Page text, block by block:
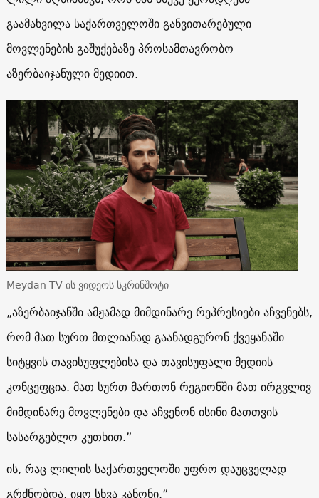
გაამახვილა საქართველოში განვითარებული
მოვლენების გაშუქებაზე პროსამთავრობო
აზერბაიჯანული მედიით.
Meydan TV-ის ვიდეოს სკრინშოტი
„აზერბაიჯანში ამჟამად მიმდინარე რეპრესიები აჩვენებს,
რომ მათ სურთ მთლიანად გაანადგურონ ქვეყანაში
სიტყვის თავისუფლებისა და თავისუფალი მედიის
კონცეფცია. მათ სურთ მართონ რეგიონში მათ ირგვლივ
მიმდინარე მოვლენები და აჩვენონ ისინი მათთვის
სასარგებლო კუთხით.”
ის, რაც ლილის საქართველოში უფრო დაუცველად
გრძნობდა, იყო სხვა კანონი.”